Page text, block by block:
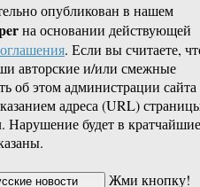
опубликован в нашем
на основании действующей
. Если вы считаете,
авторские и/или смежные
об этом администрации сайта
адреса (URL)
будет в кратчайшие
Жми кнопку!